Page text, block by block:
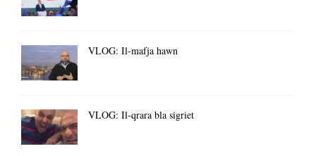
VLOG: Il-mafja hawn
VLOG: Il-qrara bla sigriet